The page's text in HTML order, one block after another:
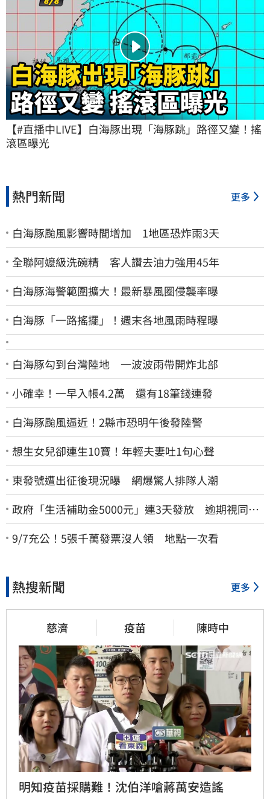
【#直播中LIVE】白海豚出現「海豚跳」路徑又變！搖
滾區曝光
熱門新聞 更多
白海豚颱風影響時間增加 1地區恐炸雨3天
全聯阿嬤級洗碗精 客人讚去油力強用45年
白海豚海警範圍擴大！最新暴風圈侵襲率曝
白海豚「一路搖擺」！週末各地風雨時程曝
白海豚勾到台灣陸地 一波波雨帶開炸北部
小確幸！一早入帳4.2萬 還有18筆錢連發
白海豚颱風逼近！2縣市恐明午後發陸警
想生女兒卻連生10寶！年輕夫妻吐1句心聲
東發號遭出征後現況曝 網爆驚人排隊人潮
政府「生活補助金5000元」連3天發放 逾期視同放
棄
9/7充公！5張千萬發票沒人領 地點一次看
熱搜新聞 更多
慈濟 疫苗 陳時中
明知疫苗採購難！沈伯洋嗆蔣萬安造謠